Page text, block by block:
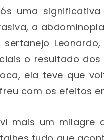
uma
a
sertanejo
o resultado
ela teve que
com os efeitos
mais um milagre